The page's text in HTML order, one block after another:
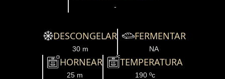
-
DESCONGELAR
30 m
FERMENTAR
NA
HORNEAR
25 m
TEMPERATURA
190 ºc